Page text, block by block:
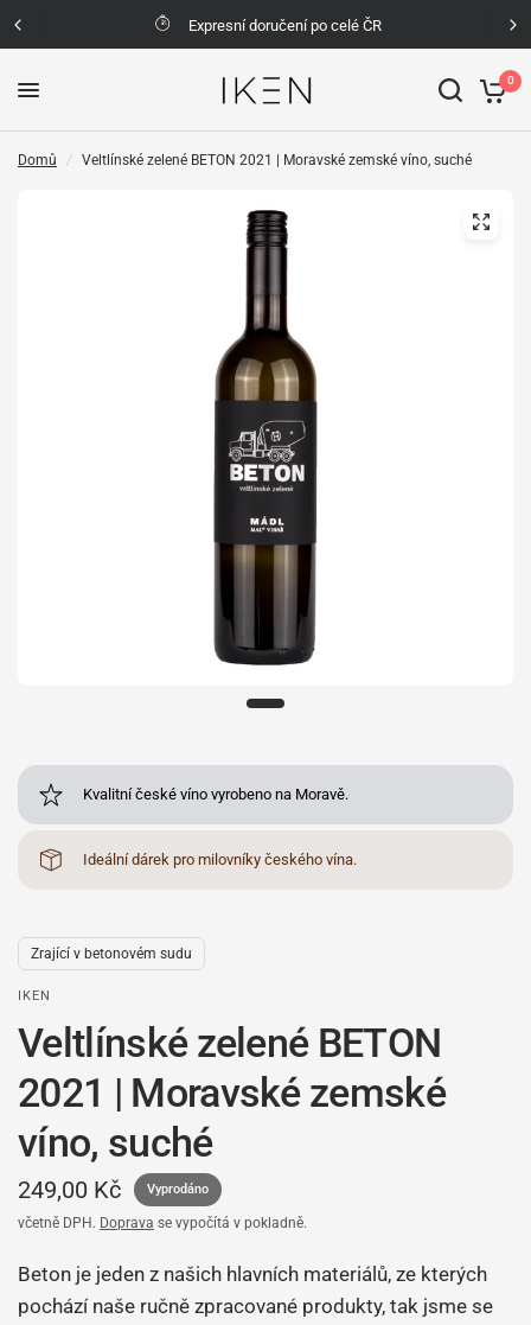
Expresní doručení po celé ČR
0
Domů / Veltlínské zelené BETON 2021 | Moravské zemské víno, suché
Kvalitní české víno vyrobeno na Moravě.
Ideální dárek pro milovníky českého vína.
Zrající v betonovém sudu
IKEN
Veltlínské zelené BETON
2021 | Moravské zemské
víno, suché
249,00 Kč Vyprodáno
včetně DPH. Doprava se vypočítá v pokladně.
Beton je jeden z našich hlavních materiálů, ze kterých
pochází naše ručně zpracované produkty, tak jsme se